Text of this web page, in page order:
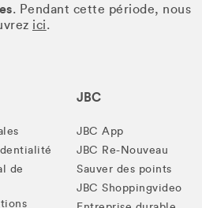
. Pendant cette période, nous
ici.
de
JBC
JBC App
JBC Re-Nouveau
Sauver des points
JBC Shoppingvideo